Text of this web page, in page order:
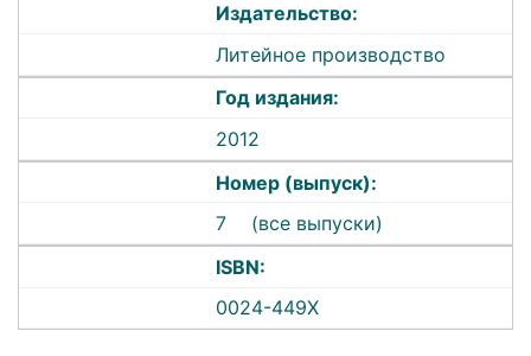
Издательство:
Литейное производство
Год издания:
2012
Номер (выпуск):
7
(все выпуски)
ISBN:
0024-449X